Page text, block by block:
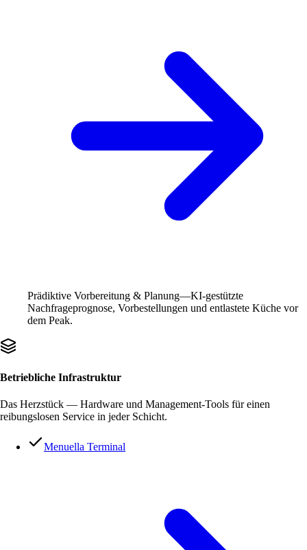
Prädiktive Vorbereitung & Planung—KI-gestützte
Nachfrageprognose, Vorbestellungen und entlastete Küche vor
dem Peak.
Betriebliche Infrastruktur
Das Herzstück — Hardware und Management-Tools für einen
reibungslosen Service in jeder Schicht.
Menuella Terminal